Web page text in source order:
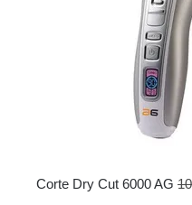
Corte Dry Cut 6000 AG